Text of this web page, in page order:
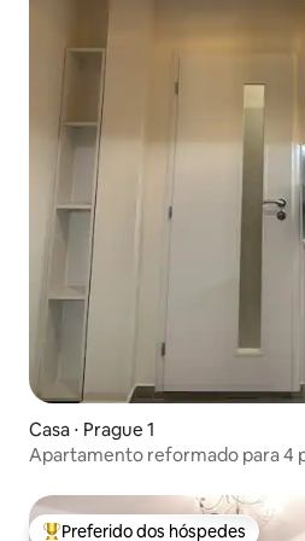
Casa ⋅ Prague 1
Apartamento reformado para 4
Preferido dos hóspedes